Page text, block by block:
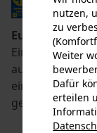
Euro Test
Eine
ausgewählte
eine
gewährleisten.
nutzen,
zu
Weiter
Dafür
erteilen